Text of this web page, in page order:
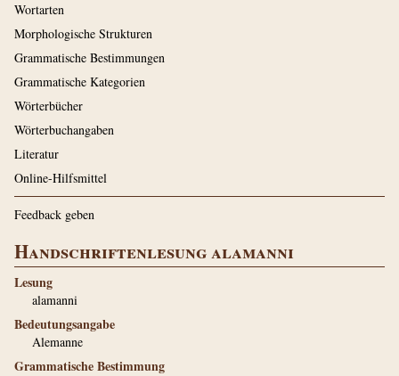
Wortarten
Morphologische Strukturen
Grammatische Bestimmungen
Grammatische Kategorien
Wörterbücher
Wörterbuchangaben
Literatur
Online-Hilfsmittel
Feedback geben
Handschriftenlesung alamanni
Lesung
alamanni
Bedeutungsangabe
Alemanne
Grammatische Bestimmung